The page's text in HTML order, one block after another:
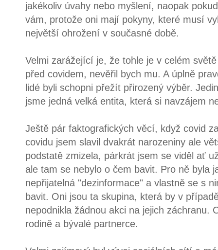
jakékoliv úvahy nebo myšlení, naopak
vám, protože oni mají pokyny, které musí
největší ohrožení v současné době.
Velmi zarážející je, že tohle je v celém
před covidem, nevěřil bych mu. A úplně
lidé byli schopni přežít přirozený výběr.
jsme jedná velká entita, která si navzájem
Ještě pár faktografických věcí, když covid
covidu jsem slavil dvakrát narozeniny ale
podstatě zmizela, párkrát jsem se viděl ať
ale tam se nebylo o čem bavit. Pro ně byla
nepřijatelná "dezinformace" a vlastně se s
bavit. Oni jsou ta skupina, která by v
nepodnikla žádnou akci na jejich záchranu.
rodině a bývalé partnerce.